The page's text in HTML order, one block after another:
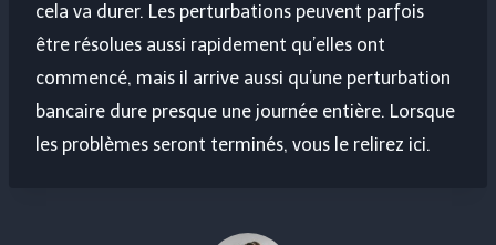
cela va durer. Les perturbations peuvent parfois
être résolues aussi rapidement qu’elles ont
commencé, mais il arrive aussi qu’une perturbation
bancaire dure presque une journée entière. Lorsque
les problèmes seront terminés, vous le relirez ici.